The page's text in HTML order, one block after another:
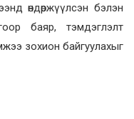
өндөржүүлсэн бэлэн
баяр, тэмдэглэлт
зохион байгуулахыг